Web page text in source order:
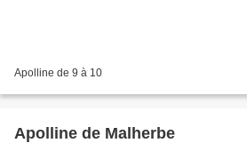
Apolline de 9 à 10
Apolline de Malherbe